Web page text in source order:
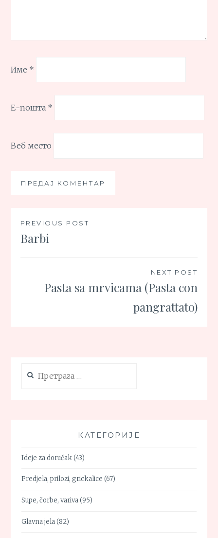
Име *
Е-пошта *
Веб место
Кретање
чланка
PREVIOUS POST
Barbi
NEXT POST
Pasta sa mrvicama (Pasta con
pangrattato)
за:
КАТЕГОРИЈЕ
Ideje za doručak(43)
Predjela, prilozi, grickalice (67)
Supe, čorbe, variva(95)
Glavna jela(82)